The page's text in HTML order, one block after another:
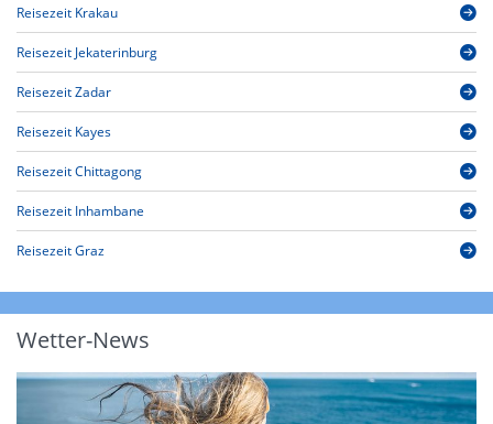
Reisezeit Krakau
Reisezeit Jekaterinburg
Reisezeit Zadar
Reisezeit Kayes
Reisezeit Chittagong
Reisezeit Inhambane
Reisezeit Graz
Wetter-News